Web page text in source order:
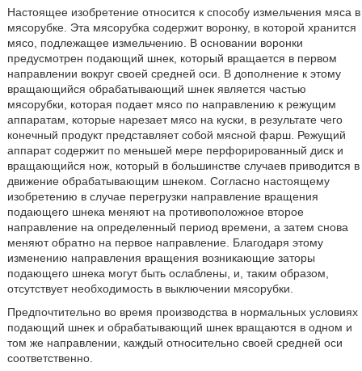
Настоящее изобретение относится к способу измельчения мяса в
мясорубке. Эта мясорубка содержит воронку, в которой хранится
мясо, подлежащее измельчению. В основании воронки
предусмотрен подающий шнек, который вращается в первом
направлении вокруг своей средней оси. В дополнение к этому
вращающийся обрабатывающий шнек является частью
мясорубки, которая подает мясо по направлению к режущим
аппаратам, которые нарезает мясо на куски, в результате чего
конечный продукт представляет собой мясной фарш. Режущий
аппарат содержит по меньшей мере перфорированный диск и
вращающийся нож, который в большинстве случаев приводится в
движение обрабатывающим шнеком. Согласно настоящему
изобретению в случае перегрузки направление вращения
подающего шнека меняют на противоположное второе
направление на определенный период времени, а затем снова
меняют обратно на первое направление. Благодаря этому
изменению направления вращения возникающие заторы
подающего шнека могут быть ослаблены, и, таким образом,
отсутствует необходимость в выключении мясорубки.
Предпочтительно во время производства в нормальных условиях
подающий шнек и обрабатывающий шнек вращаются в одном и
том же направлении, каждый относительно своей средней оси
соответственно.